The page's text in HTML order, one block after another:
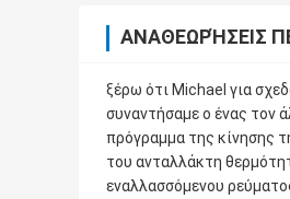
ΑΝΑΘΕΩΡΉΣΕΙΣ
ξέρω ότι Michael για
συναντήσαμε ο ένας τον
πρόγραμμα της κίνησης
του ανταλλάκτη
εναλλασσόμενου